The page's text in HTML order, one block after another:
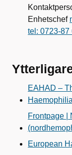
Enhetschef
tel: 0723-87
EAHAD –
Frontpage |
European